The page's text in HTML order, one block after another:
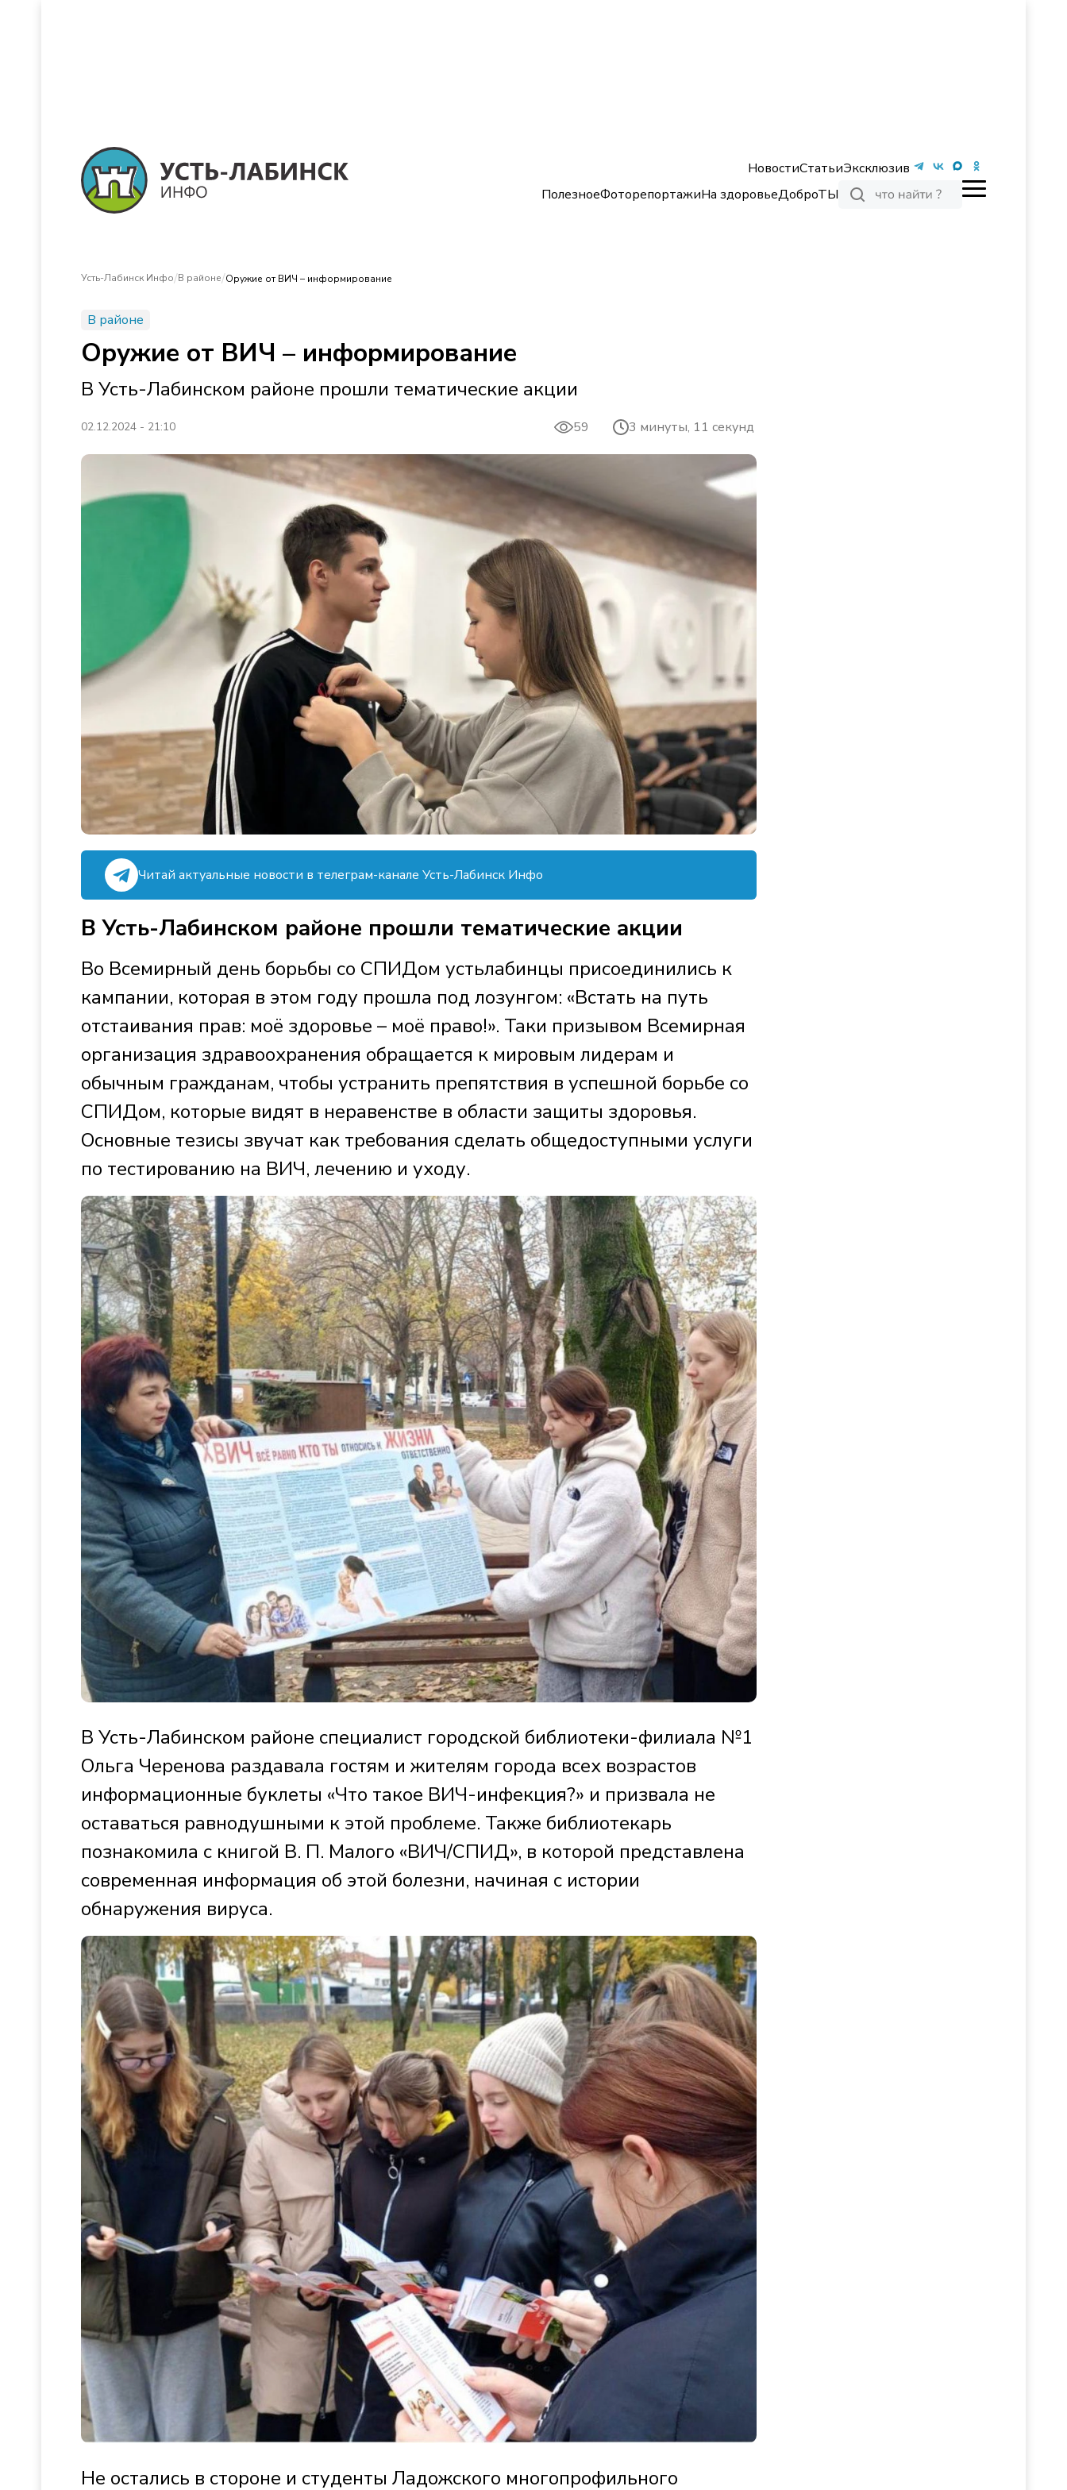
НовостиСтатьиЭксклюзив
ПолезноеФоторепортажиНа здоровьеДоброТЫ
Усть-Лабинск Инфо/В районе/Оружие от ВИЧ – информирование
В районе
Оружие от ВИЧ – информирование
В Усть-Лабинском районе прошли тематические акции
02.12.2024 - 21:10 59 3 минуты, 11 секунд
Читай актуальные новости в телеграм-канале Усть-Лабинск Инфо
В Усть-Лабинском районе прошли тематические акции
Во Всемирный день борьбы со СПИДом устьлабинцы присоединились к
кампании, которая в этом году прошла под лозунгом: «Встать на путь
отстаивания прав: моё здоровье – моё право!». Таки призывом Всемирная
организация здравоохранения обращается к мировым лидерам и
обычным гражданам, чтобы устранить препятствия в успешной борьбе со
СПИДом, которые видят в неравенстве в области защиты здоровья.
Основные тезисы звучат как требования сделать общедоступными услуги
по тестированию на ВИЧ, лечению и уходу.
В Усть-Лабинском районе специалист городской библиотеки-филиала №1
Ольга Черенова раздавала гостям и жителям города всех возрастов
информационные буклеты «Что такое ВИЧ-инфекция?» и призвала не
оставаться равнодушными к этой проблеме. Также библиотекарь
познакомила с книгой В. П. Малого «ВИЧ/СПИД», в которой представлена
современная информация об этой болезни, начиная с истории
обнаружения вируса.
Не остались в стороне и студенты Ладожского многопрофильного